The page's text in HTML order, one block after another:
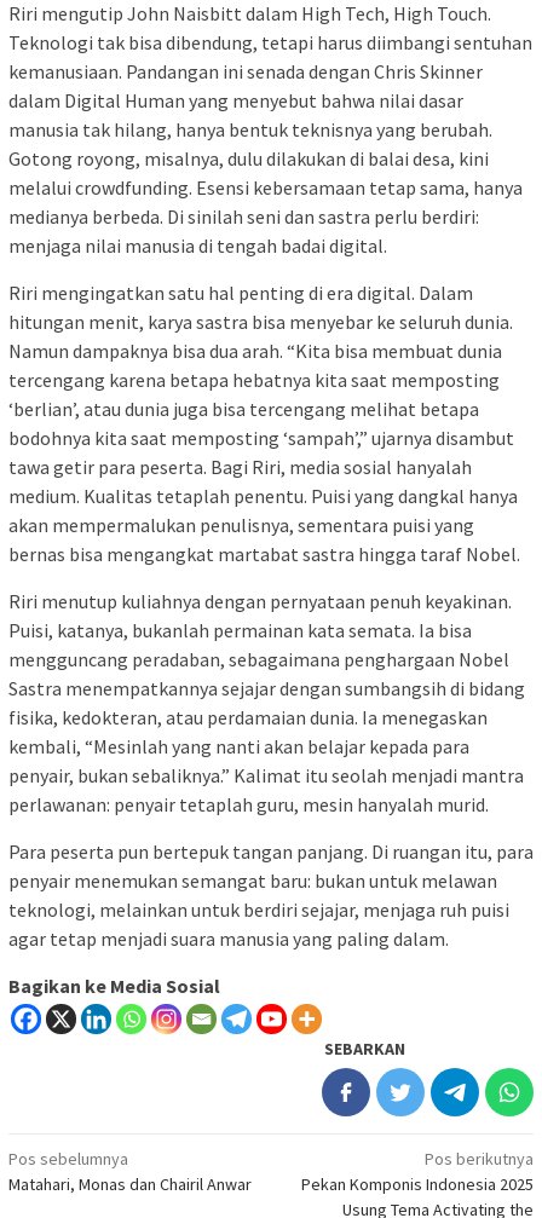
Riri mengutip John Naisbitt dalam High Tech, High Touch.
Teknologi tak bisa dibendung, tetapi harus diimbangi sentuhan
kemanusiaan. Pandangan ini senada dengan Chris Skinner
dalam Digital Human yang menyebut bahwa nilai dasar
manusia tak hilang, hanya bentuk teknisnya yang berubah.
Gotong royong, misalnya, dulu dilakukan di balai desa, kini
melalui crowdfunding. Esensi kebersamaan tetap sama, hanya
medianya berbeda. Di sinilah seni dan sastra perlu berdiri:
menjaga nilai manusia di tengah badai digital.
Riri mengingatkan satu hal penting di era digital. Dalam
hitungan menit, karya sastra bisa menyebar ke seluruh dunia.
Namun dampaknya bisa dua arah. “Kita bisa membuat dunia
tercengang karena betapa hebatnya kita saat memposting
‘berlian’, atau dunia juga bisa tercengang melihat betapa
bodohnya kita saat memposting ‘sampah’,” ujarnya disambut
tawa getir para peserta. Bagi Riri, media sosial hanyalah
medium. Kualitas tetaplah penentu. Puisi yang dangkal hanya
akan mempermalukan penulisnya, sementara puisi yang
bernas bisa mengangkat martabat sastra hingga taraf Nobel.
Riri menutup kuliahnya dengan pernyataan penuh keyakinan.
Puisi, katanya, bukanlah permainan kata semata. Ia bisa
mengguncang peradaban, sebagaimana penghargaan Nobel
Sastra menempatkannya sejajar dengan sumbangsih di bidang
fisika, kedokteran, atau perdamaian dunia. Ia menegaskan
kembali, “Mesinlah yang nanti akan belajar kepada para
penyair, bukan sebaliknya.” Kalimat itu seolah menjadi mantra
perlawanan: penyair tetaplah guru, mesin hanyalah murid.
Para peserta pun bertepuk tangan panjang. Di ruangan itu, para
penyair menemukan semangat baru: bukan untuk melawan
teknologi, melainkan untuk berdiri sejajar, menjaga ruh puisi
agar tetap menjadi suara manusia yang paling dalam.
Bagikan ke Media Sosial
SEBARKAN
Navigasi
pos
Pos sebelumnya
Matahari, Monas dan Chairil Anwar
Pos berikutnya
Pekan Komponis Indonesia 2025
Usung Tema Activating the